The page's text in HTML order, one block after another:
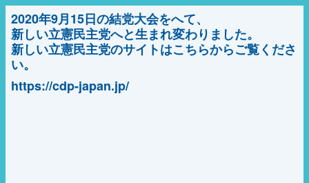
2020年9月15日の結党大会をへて、
新しい立憲民主党へと生まれ変わりました。
新しい立憲民主党のサイトはこちらからご覧くださ
い。
https://cdp-japan.jp/